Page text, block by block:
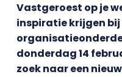
Vastgeroest op je
inspiratie krijgen bij
donderdag 14
zoek naar een